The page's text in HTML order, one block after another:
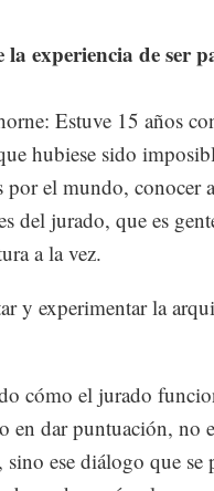
la experiencia de ser
Estuve 15 años
hubiese sido
por el mundo, conocer
del jurado, que es
a la vez.
y experimentar la
cómo el jurado
en dar puntuación, no
ese diálogo que se